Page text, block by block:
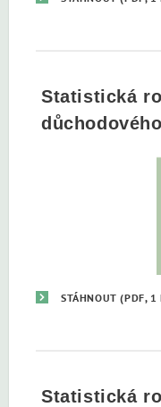
Statistická
STÁHNOUT(PDF, 1
Statistická